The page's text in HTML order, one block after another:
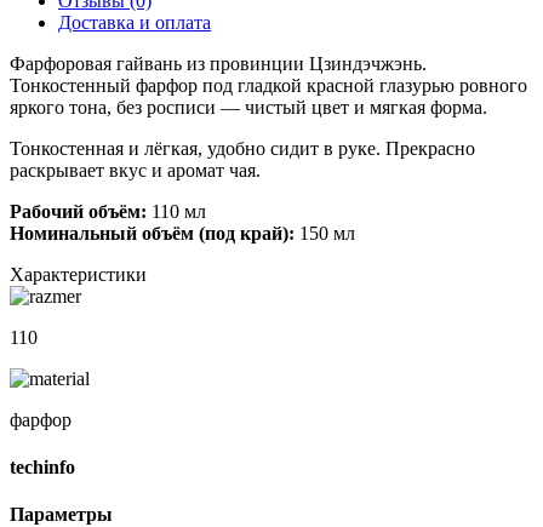
Доставка и оплата
Фарфоровая гайвань из провинции Цзиндэчжэнь.
Тонкостенный фарфор под гладкой красной глазурью ровного
яркого тона, без росписи — чистый цвет и мягкая форма.
Тонкостенная и лёгкая, удобно сидит в руке. Прекрасно
раскрывает вкус и аромат чая.
Рабочий объём: 110 мл
Номинальный объём (под край): 150 мл
Характеристики
110
фарфор
techinfo
Параметры